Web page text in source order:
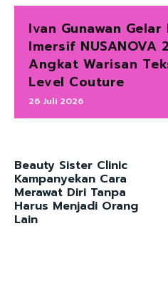
Ivan Gunawan
Imersif NUSANOVA
Angkat Warisan
Level Couture
26 Juli 2026
Beauty Sister Clinic
Kampanyekan Cara
Merawat Diri Tanpa
Harus Menjadi Orang
Lain